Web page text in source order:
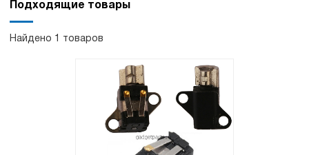
Подходящие товары
Найдено 1 товаров